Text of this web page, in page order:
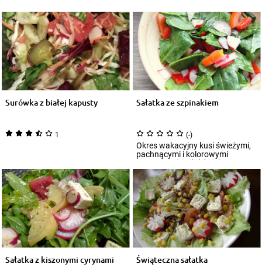
Surówka z białej kapusty
1
Sałatka ze szpinakiem
(-)
Okres wakacyjny kusi świeżymi,
pachnącymi i kolorowymi
warzywami. Wśród nich z
pewnością znajdzie...
Sałatka z kiszonymi cyrynami Świąteczna sałatka